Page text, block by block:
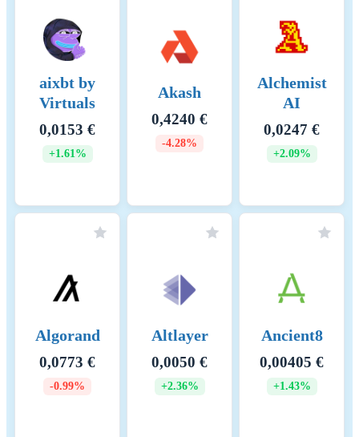
aixbt by
Virtuals
0,0153 €
+1.61%
Akash
0,4240 €
-4.28%
Alchemist
AI
0,0247 €
+2.09%
Algorand
0,0773 €
-0.99%
Altlayer
0,0050 €
+2.36%
Ancient8
0,00405 €
+1.43%